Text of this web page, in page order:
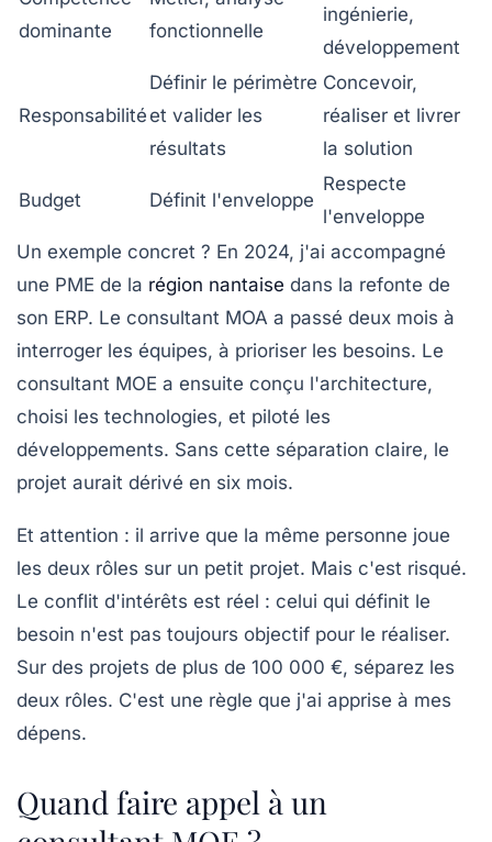
dominante
fonctionnelle
ingénierie,
développement
Responsabilité
Définir le périmètre
et valider les
résultats
Concevoir,
réaliser et livrer
la solution
Budget Définit l'enveloppe
Respecte
l'enveloppe
Un exemple concret ? En 2024, j'ai accompagné
une PME de la région nantaise dans la refonte de
son ERP. Le consultant MOA a passé deux mois à
interroger les équipes, à prioriser les besoins. Le
consultant MOE a ensuite conçu l'architecture,
choisi les technologies, et piloté les
développements. Sans cette séparation claire, le
projet aurait dérivé en six mois.
Et attention : il arrive que la même personne joue
les deux rôles sur un petit projet. Mais c'est risqué.
Le conflit d'intérêts est réel : celui qui définit le
besoin n'est pas toujours objectif pour le réaliser.
Sur des projets de plus de 100 000 €, séparez les
deux rôles. C'est une règle que j'ai apprise à mes
dépens.
Quand faire appel à un